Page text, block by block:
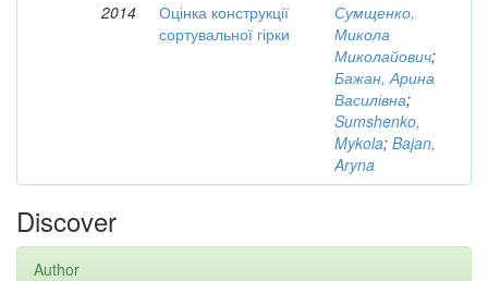
2014
Оцінка конструкції
сортувальної гірки
Сумщенко,
Микола
Миколайович;
Бажан, Арина
Василівна;
Sumshenko,
Mykola; Bajan,
Aryna
Discover
Author